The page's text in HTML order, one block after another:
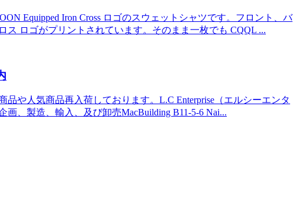
Equipped Iron Cross ロゴのスウェットシャツです。フロント、バ
ス ロゴがプリントされています。そのまま一枚でも CQQL ...
や人気商品再入荷しております。L.C Enterprise（エルシーエンタ
、製造、輸入、及び卸売MacBuilding B11-5-6 Nai...